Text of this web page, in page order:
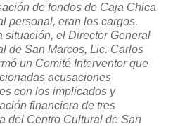
de fondos de Caja Chica
personal, eran los cargos.
situación, el Director General
de San Marcos, Lic. Carlos
un Comité Interventor que
acusaciones
con los implicados y
financiera de tres
del Centro Cultural de San